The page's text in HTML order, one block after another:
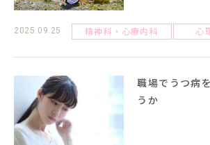
2025.09.25 精神科・心療内科 心
職場でうつ病
うか